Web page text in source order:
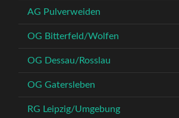
AG Pulverweiden
OG Bitterfeld/Wolfen
OG Dessau/Rosslau
OG Gatersleben
RG Leipzig/Umgebung